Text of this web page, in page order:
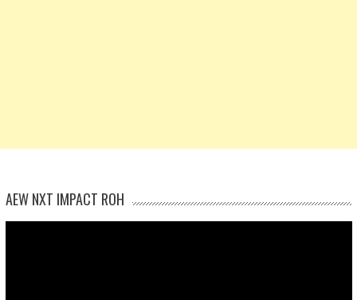
AEW NXT IMPACT ROH